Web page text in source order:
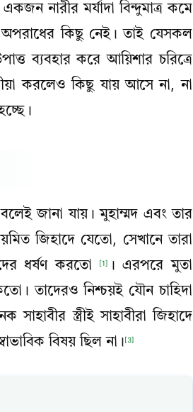
নারীর মর্যাদা বিন্দুমাত্র কমে
অপরাধের কিছু নেই। তাই যেসকল
ব্যবহার করে আয়িশার চরিত্রে
করলেও কিছু যায় আসে না, না
জানা যায়। মুহাম্মদ এবং তার
জিহাদে যেতো, সেখানে তারা
ধর্ষণ করতো
[1]
। এরপরে মুতা
তাদেরও নিশ্চয়ই যৌন চাহিদা
স্ত্রীই সাহাবীরা জিহাদে
বিষয় ছিল না। [3]